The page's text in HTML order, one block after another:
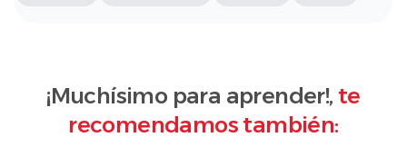
¡Muchísimo para aprender!, te
recomendamos también: